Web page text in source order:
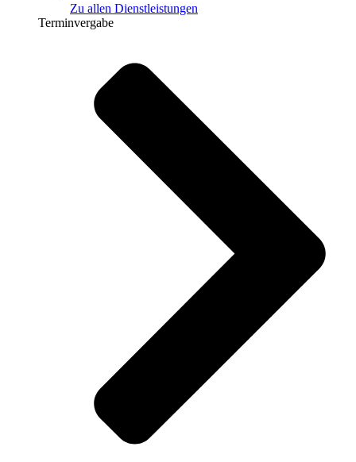
Zu allen Dienstleistungen
Terminvergabe